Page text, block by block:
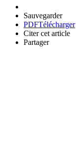
Sauvegarder
PDFTélécharger
Citer cet article
Partager